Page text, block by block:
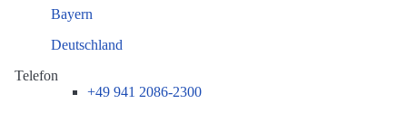
Bayern
Deutschland
Telefon
+49 941 2086-2300